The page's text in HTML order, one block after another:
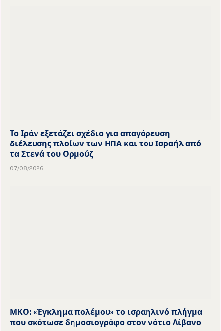
Το Ιράν εξετάζει σχέδιο για απαγόρευση
διέλευσης πλοίων των ΗΠΑ και του Ισραήλ από
τα Στενά του Ορμούζ
07/08/2026
ΜΚΟ: «Έγκλημα πολέμου» το ισραηλινό πλήγμα
που σκότωσε δημοσιογράφο στον νότιο Λίβανο